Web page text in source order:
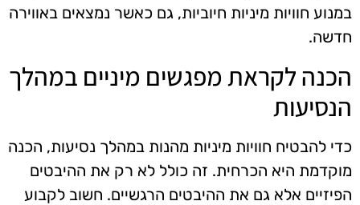
במנוע חוויות מיניות חיוביות, גם כאשר נמצאים באווירה
חדשה.
הכנה לקראת מפגשים מיניים במהלך
הנסיעות
כדי להבטיח חוויות מיניות מהנות במהלך נסיעות, הכנה
מוקדמת היא הכרחית. זה כולל לא רק את ההיבטים
הפיזיים אלא גם את ההיבטים הרגשיים. חשוב לקבוע